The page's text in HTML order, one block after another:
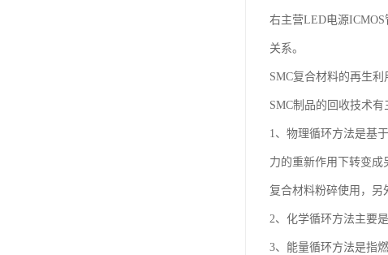
右主营LED电源
关系。
SMC复合材料的再生利
SMC制品的回收技术
1、物理循环方法是基
力的重新作用下转变
复合材料粉碎使用，另
2、化学循环方法主要
3、能量循环方法是指